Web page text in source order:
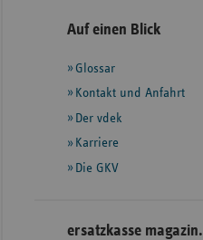
Seitennavigation
Seitenleiste
weiteren
Informationen
Auf einen Blick
Glossar
Kontakt und Anfahrt
Der vdek
Karriere
Die GKV
ersatzkasse magazin.